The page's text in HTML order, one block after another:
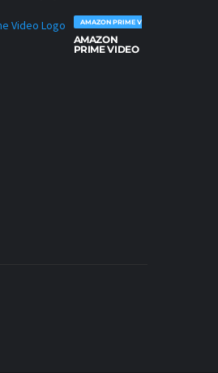
AMAZON PRIME VIDEO
AMAZON
PRIME VIDEO